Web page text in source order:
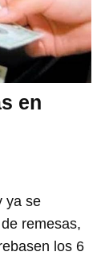
en
ya se
remesas,
los 6